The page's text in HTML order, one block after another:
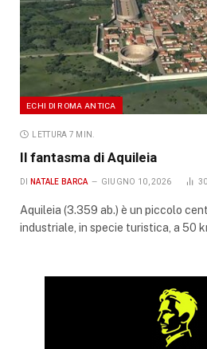
ECHI DI ROMA ANTICA
LETTURA 7 MIN.
Il fantasma di Aquileia
DI NATALE BARCA GIUGNO 10, 2026 30
Aquileia (3.359 ab.) è un piccolo
industriale, in specie turistica, a 50